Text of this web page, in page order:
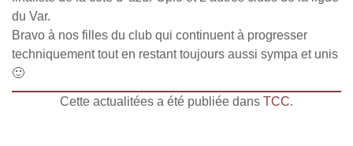
du Var.
Bravo à nos filles du club qui continuent à progresser
techniquement tout en restant toujours aussi sympa et unis
🙂
Cette actualitées a été publiée dans TCC.